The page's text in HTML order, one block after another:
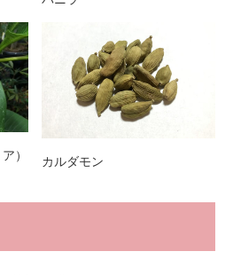
） カルダモン